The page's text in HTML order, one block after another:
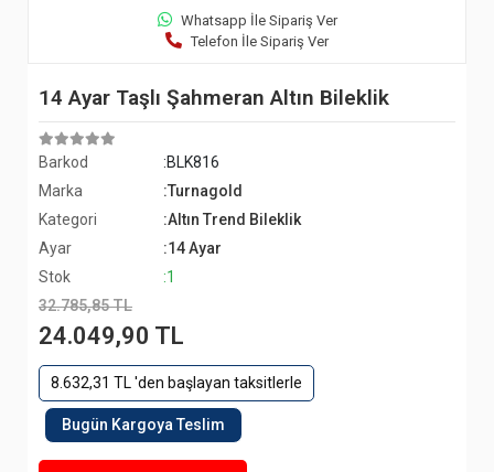
Whatsapp İle Sipariş Ver
Telefon İle Sipariş Ver
14 Ayar Taşlı Şahmeran Altın Bileklik
Barkod
:BLK816
Marka
:Turnagold
Kategori
:Altın Trend Bileklik
Ayar
:14 Ayar
Stok
:1
32.785,85 TL
24.049,90 TL
8.632,31 TL 'den başlayan taksitlerle
Bugün Kargoya Teslim